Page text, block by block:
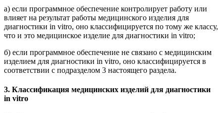
а) если программное обеспечение контролирует работу или
влияет на результат работы медицинского изделия для
диагностики in vitro, оно классифицируется по тому же классу,
что и это медицинское изделие для диагностики in vitro;
б) если программное обеспечение не связано с медицинским
изделием для диагностики in vitro, оно классифицируется в
соответствии с подразделом 3 настоящего раздела.
3. Классификация медицинских изделий для диагностики
in vitro